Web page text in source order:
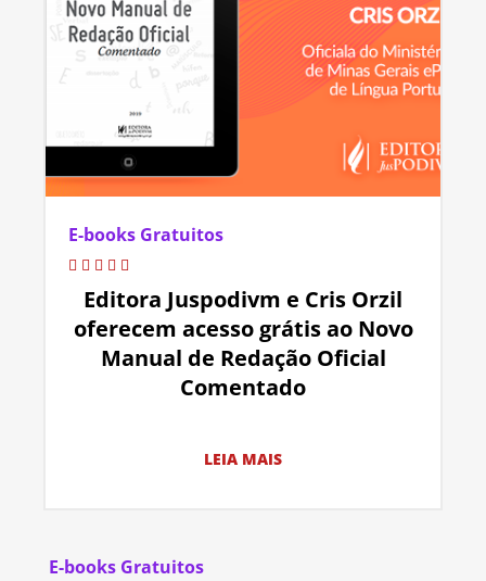
E-books Gratuitos
Editora Juspodivm e Cris Orzil
oferecem acesso grátis ao Novo
Manual de Redação Oficial
Comentado
LEIA MAIS
E-books Gratuitos